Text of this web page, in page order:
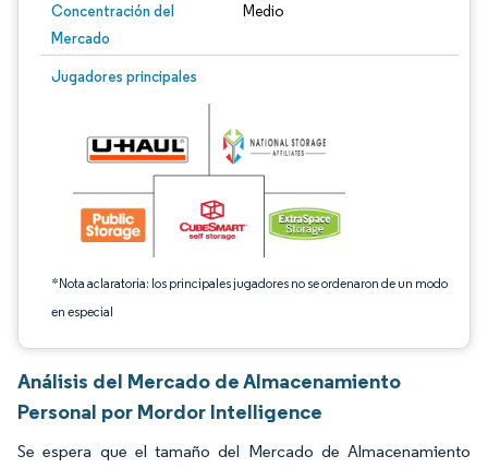
Concentración del
Mercado
Medio
Jugadores principales
*Nota aclaratoria: los principales jugadores no se ordenaron de un modo
en especial
Imagen © Mordor Intelligence. El uso requiere atribución según CC BY 4.0.
Análisis del Mercado de Almacenamiento
Personal por Mordor Intelligence
Se espera que el tamaño del Mercado de Almacenamiento